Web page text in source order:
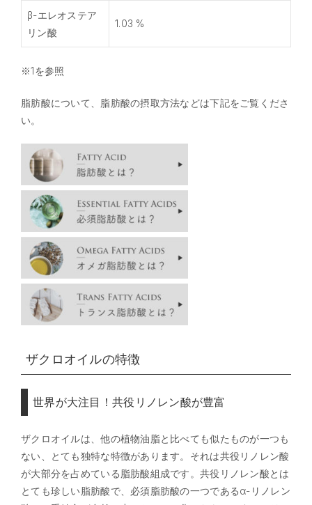
β-エレオステア
リン酸
1.03 %
※1を参照
脂肪酸について、脂肪酸の摂取方法などは下記をご覧くださ
い。
ザクロオイルの特徴
世界が大注目！共役リノレン酸が豊富
ザクロオイルは、他の植物油脂と比べても似たものが一つも
ない、とても独特な特徴があります。それは共役リノレン酸
が大部分を占めている脂肪酸組成です。共役リノレン酸とは
とても珍しい脂肪酸で、必須脂肪酸の一つであるα-リノレン